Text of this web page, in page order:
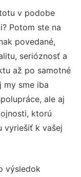
v podobe
Potom ste na
povedané,
serióznosť a
až po samotné
my sme iba
ale aj
ktorú
vyriešiť k vašej
výsledok